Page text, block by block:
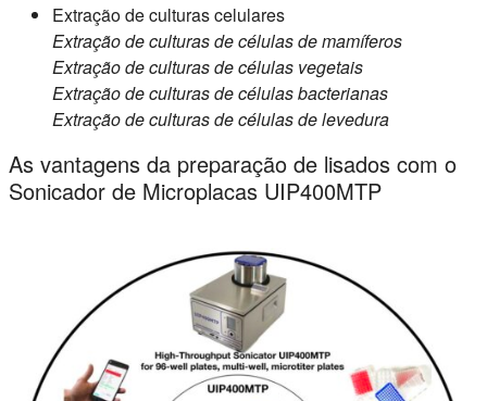
Extração de culturas celulares
Extração de culturas de células de mamíferos
Extração de culturas de células vegetais
Extração de culturas de células bacterianas
Extração de culturas de células de levedura
As vantagens da preparação de lisados com o
Sonicador de Microplacas UIP400MTP